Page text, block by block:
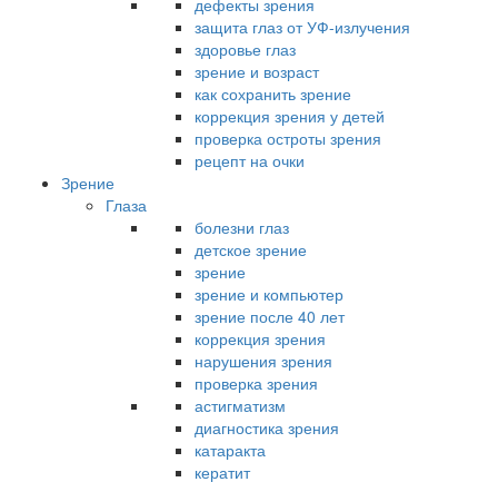
дефекты зрения
защита глаз от УФ-излучения
здоровье глаз
зрение и возраст
как сохранить зрение
коррекция зрения у детей
проверка остроты зрения
рецепт на очки
Зрение
Глаза
болезни глаз
детское зрение
зрение
зрение и компьютер
зрение после 40 лет
коррекция зрения
нарушения зрения
проверка зрения
астигматизм
диагностика зрения
катаракта
кератит